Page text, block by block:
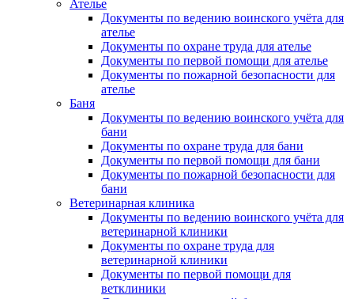
Ателье
Документы по ведению воинского учёта для
ателье
Документы по охране труда для ателье
Документы по первой помощи для ателье
Документы по пожарной безопасности для
ателье
Баня
Документы по ведению воинского учёта для
бани
Документы по охране труда для бани
Документы по первой помощи для бани
Документы по пожарной безопасности для
бани
Ветеринарная клиника
Документы по ведению воинского учёта для
ветеринарной клиники
Документы по охране труда для
ветеринарной клиники
Документы по первой помощи для
ветклиники